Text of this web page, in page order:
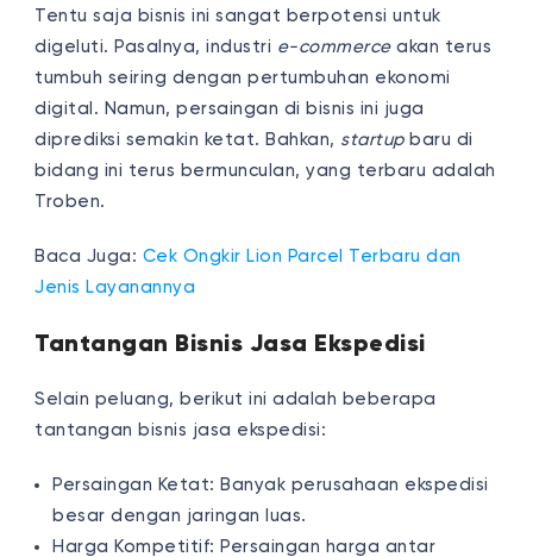
Tentu saja bisnis ini sangat berpotensi untuk
digeluti. Pasalnya, industri e-commerceakan terus
tumbuh seiring dengan pertumbuhan ekonomi
digital. Namun, persaingan di bisnis ini juga
diprediksi semakin ketat. Bahkan, startup baru di
bidang ini terus bermunculan, yang terbaru adalah
Troben.
Baca Juga: Cek Ongkir Lion Parcel Terbaru dan
Jenis Layanannya
Tantangan Bisnis Jasa Ekspedisi
Selain peluang, berikut ini adalah beberapa
tantangan bisnis jasa ekspedisi:
Persaingan Ketat: Banyak perusahaan ekspedisi
besar dengan jaringan luas.
Harga Kompetitif: Persaingan harga antar